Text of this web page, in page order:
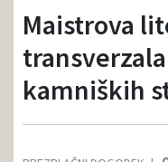
Maistrova
kamniških